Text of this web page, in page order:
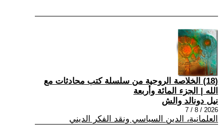
(18) الخلاصة الروحية من سلسلة كتب محادثات مع
الله | الجزء المائة وأربعة
نيل دونالد والش
2026 / 8 / 7
العلمانية، الدين السياسي ونقد الفكر الديني